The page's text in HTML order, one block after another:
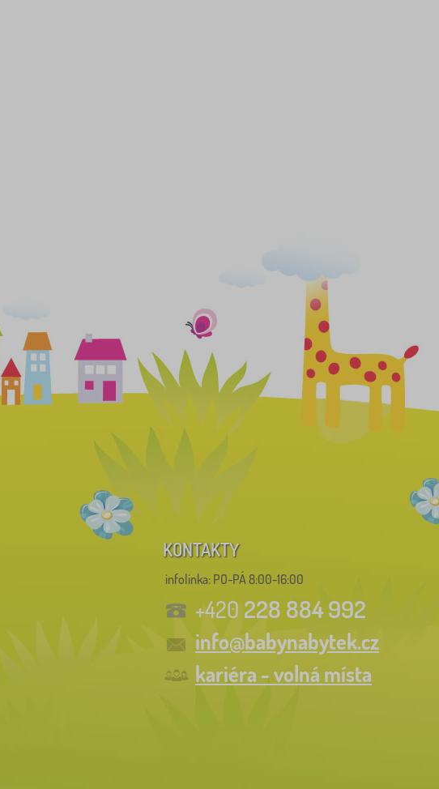
KONTAKTY
infolinka: PO-PÁ 8:00-16:00
+420 228 884 992
info@babynabytek.cz
kariéra - volná místa